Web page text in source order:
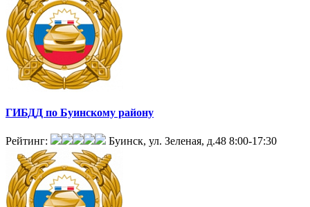
ГИБДД по Буинскому району
Рейтинг: Буинск, ул. Зеленая, д.48 8:00-17:30